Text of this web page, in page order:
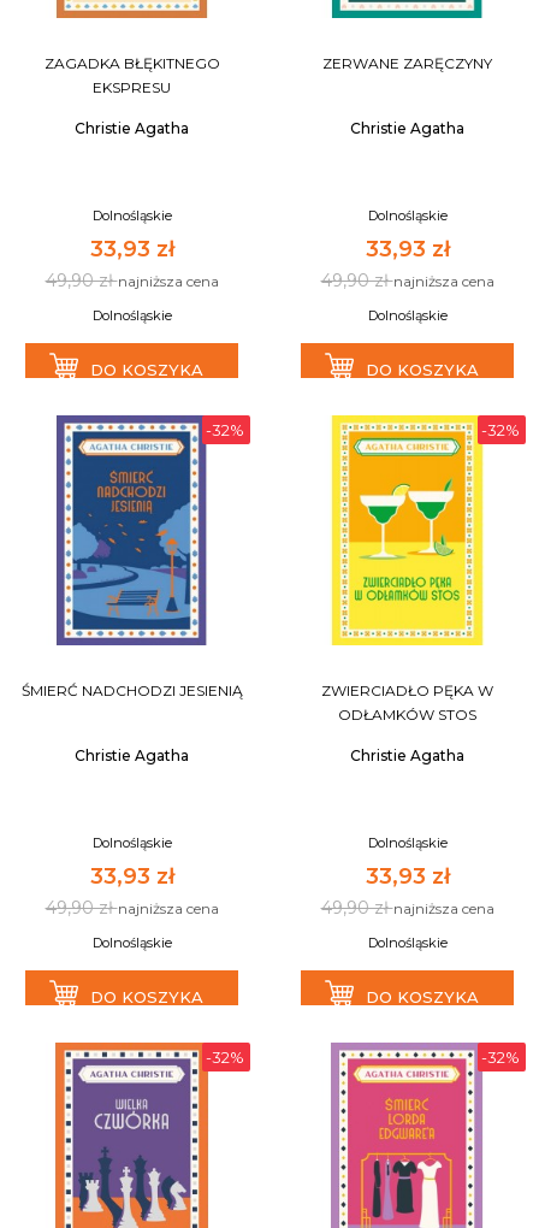
ZAGADKA BŁĘKITNEGO
EKSPRESU
Christie Agatha
Dolnośląskie
33,93 zł
49,90 złnajniższa cena
Dolnośląskie
DO KOSZYKA
ZERWANE ZARĘCZYNY
Christie Agatha
Dolnośląskie
33,93 zł
49,90 złnajniższa cena
Dolnośląskie
DO KOSZYKA
-32%
ŚMIERĆ NADCHODZI JESIENIĄ
Christie Agatha
Dolnośląskie
33,93 zł
49,90 złnajniższa cena
Dolnośląskie
DO KOSZYKA
-32%
ZWIERCIADŁO PĘKA W
ODŁAMKÓW STOS
Christie Agatha
Dolnośląskie
33,93 zł
49,90 złnajniższa cena
Dolnośląskie
DO KOSZYKA
-32% -32%